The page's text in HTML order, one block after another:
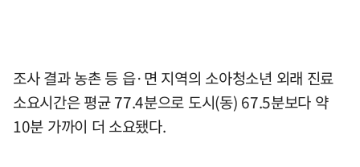
조사 결과 농촌 등 읍·면 지역의 소아청소년 외래 진료
소요시간은 평균 77.4분으로 도시(동) 67.5분보다 약
10분 가까이 더 소요됐다.